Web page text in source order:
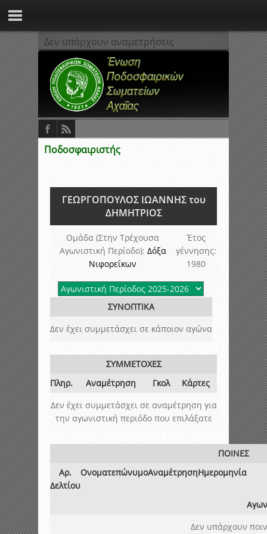
Δεν υπάρχουν αναμετρήσεις
Ποδοσφαιριστής
ΓΕΩΡΓΟΠΟΥΛΟΣ ΙΩΑΝΝΗΣ του
ΔΗΜΗΤΡΙΟΣ
Ομάδα (Στην Τρέχουσα
Αγωνιστική Περίοδο): Δόξα
Νιφορεΐκων
Έτος
γέννησης:
1980
ΣΥΝΟΠΤΙΚΑ
Δεν έχει συμμετάσχει σε κάποιον αγώνα
ΣΥΜΜΕΤΟΧΕΣ
Πληρ.
Αναμέτρηση Γκολ
Κάρτες
Δεν έχει συμμετάσχει σε αναμέτρηση για
την αγωνιστική περιόδο που επιλάξατε
ΠΟΙΝΕΣ
Αρ.
Δελτίου
ΟνοματεπώνυμοΑναμέτρησηΗμερομηνία
Δεν υπάρχουν